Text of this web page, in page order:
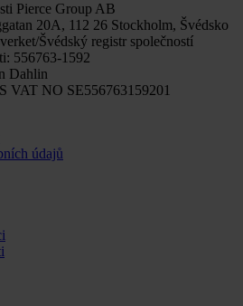
Pierce Group AB
20A, 112 26 Stockholm, Švédsko
Švédský registr společností
556763-1592
Dahlin
VAT NO SE556763159201
údajů